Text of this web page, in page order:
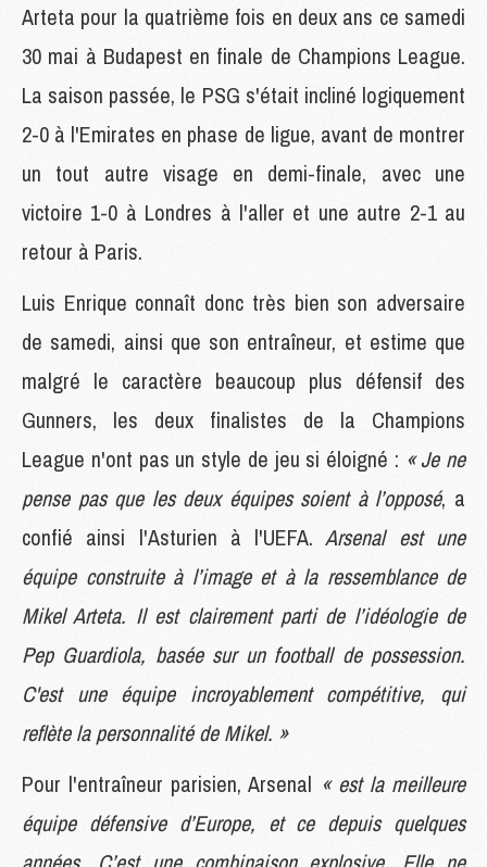
Arteta pour la quatrième fois en deux ans ce samedi
30 mai à Budapest en finale de Champions League.
La saison passée, le PSG s'était incliné logiquement
2-0 à l'Emirates en phase de ligue, avant de montrer
un tout autre visage en demi-finale, avec une
victoire 1-0 à Londres à l'aller et une autre 2-1 au
retour à Paris.
Luis Enrique connaît donc très bien son adversaire
de samedi, ainsi que son entraîneur, et estime que
malgré le caractère beaucoup plus défensif des
Gunners, les deux finalistes de la Champions
League n'ont pas un style de jeu si éloigné : « Je ne
pense pas que les deux équipes soient à l’opposé, a
confié ainsi l'Asturien à l'UEFA. Arsenal est une
équipe construite à l’image et à la ressemblance de
Mikel Arteta. Il est clairement parti de l’idéologie de
Pep Guardiola, basée sur un football de possession.
C'est une équipe incroyablement compétitive, qui
reflète la personnalité de Mikel. »
Pour l'entraîneur parisien, Arsenal « est la meilleure
équipe défensive d’Europe, et ce depuis quelques